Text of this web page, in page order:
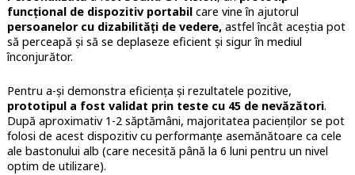
funcțional de dispozitiv portabilcare vine în ajutorul
persoanelor cu dizabilități de vedere,astfel încât aceștia pot
să perceapă și să se deplaseze eficient și sigur în mediul
înconjurător.
Pentru a-și demonstra eficiența și rezultatele pozitive,
prototipul a fost validat prin teste cu 45 de nevăzători.
După aproximativ 1-2 săptămâni, majoritatea pacienților se pot
folosi de acest dispozitiv cu performanțe asemănătoare ca cele
ale bastonului alb (care necesită până la 6 luni pentru un nivel
optim de utilizare).